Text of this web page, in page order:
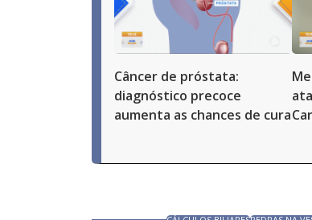
Câncer de próstata:
diagnóstico precoce
aumenta as chances de cura